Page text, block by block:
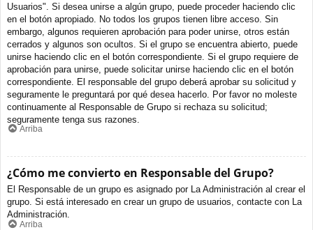
Usuarios". Si desea unirse a algún grupo, puede proceder haciendo clic
en el botón apropiado. No todos los grupos tienen libre acceso. Sin
embargo, algunos requieren aprobación para poder unirse, otros están
cerrados y algunos son ocultos. Si el grupo se encuentra abierto, puede
unirse haciendo clic en el botón correspondiente. Si el grupo requiere de
aprobación para unirse, puede solicitar unirse haciendo clic en el botón
correspondiente. El responsable del grupo deberá aprobar su solicitud y
seguramente le preguntará por qué desea hacerlo. Por favor no moleste
continuamente al Responsable de Grupo si rechaza su solicitud;
seguramente tenga sus razones.
Arriba
¿Cómo me convierto en Responsable del Grupo?
El Responsable de un grupo es asignado por La Administración al crear el
grupo. Si está interesado en crear un grupo de usuarios, contacte con La
Administración.
Arriba